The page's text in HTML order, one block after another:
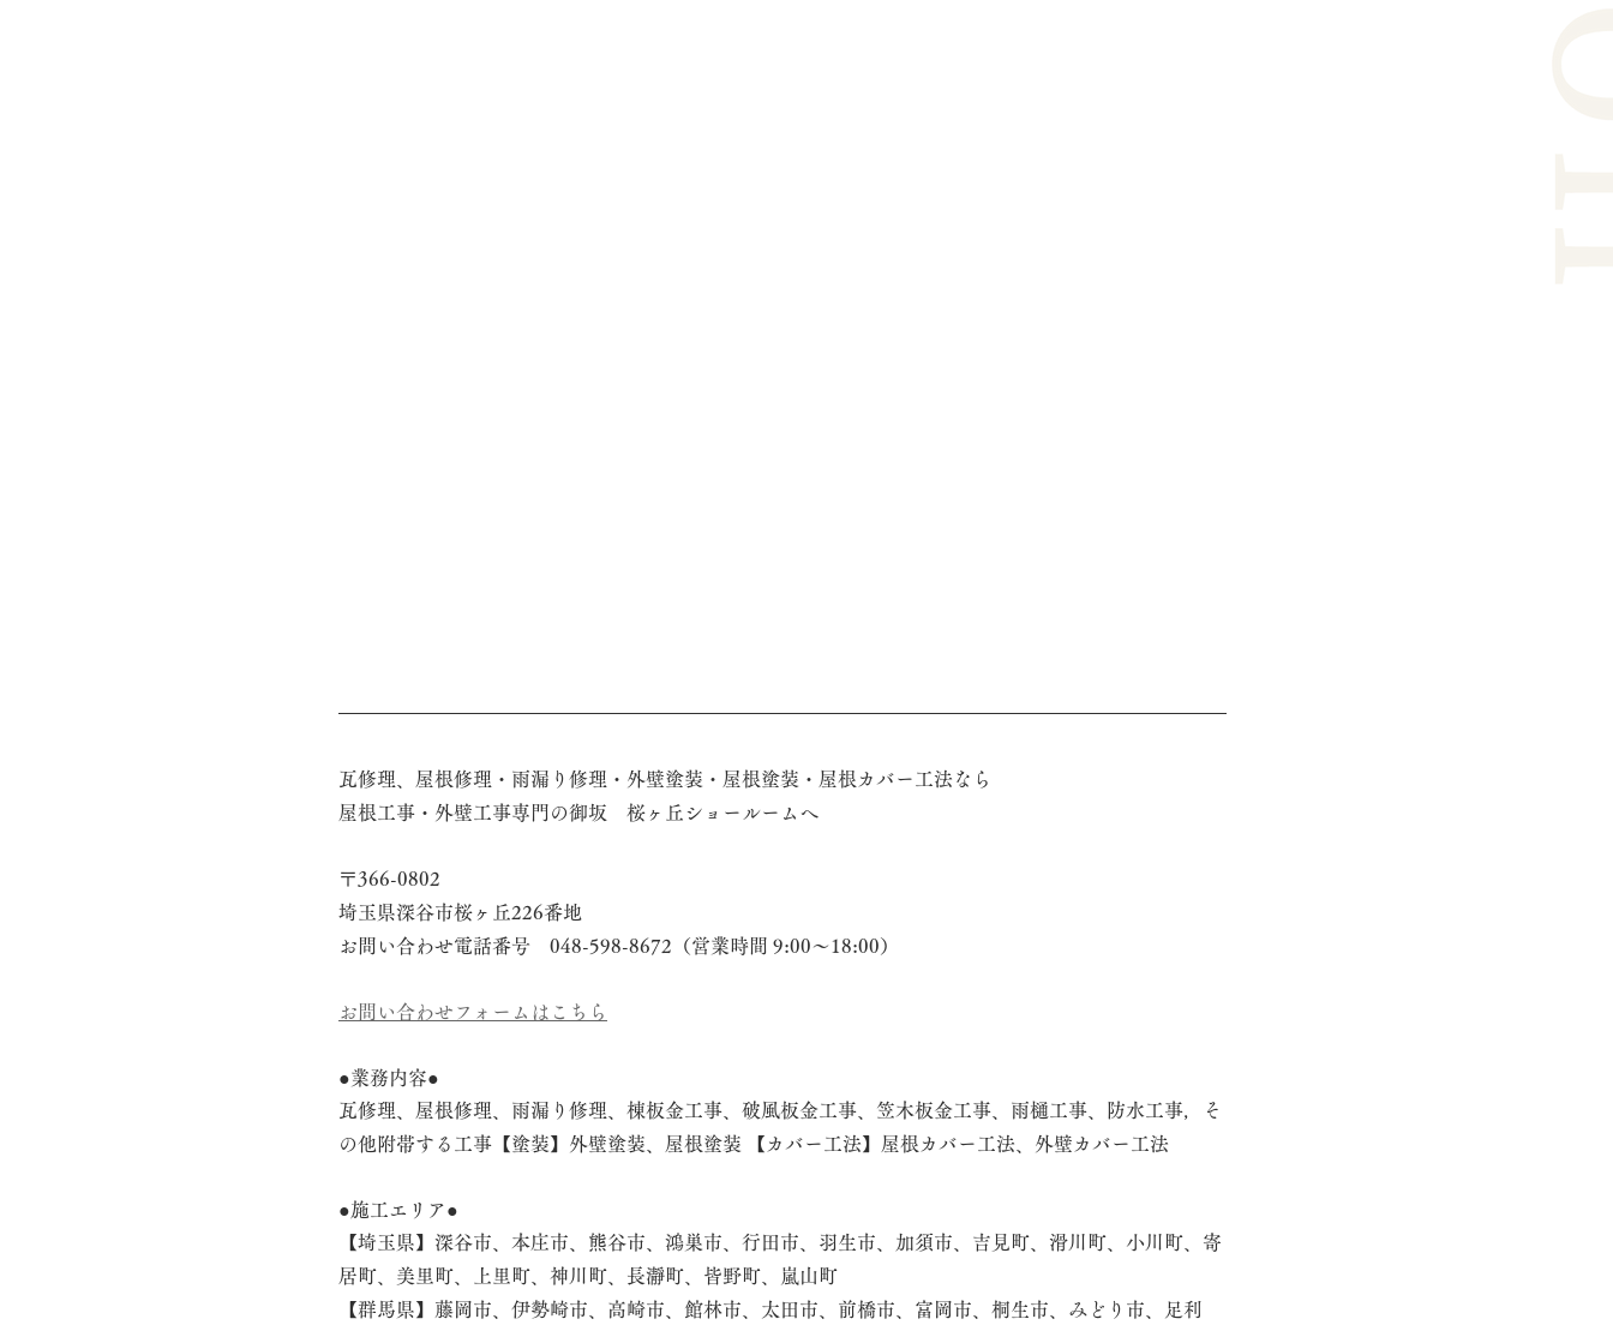
瓦修理、屋根修理・雨漏り修理・外壁塗装・屋根塗装・屋根カバー工法なら
屋根工事・外壁工事専門の御坂　桜ヶ丘ショールームへ
〒366-0802
埼玉県深谷市桜ヶ丘226番地
お問い合わせ電話番号　048-598-8672（営業時間 9:00～18:00）
お問い合わせフォームはこちら
●業務内容●
瓦修理、屋根修理、雨漏り修理、棟板金工事、破風板金工事、笠木板金工事、雨樋工事、防水工事，そ
の他附帯する工事【塗装】外壁塗装、屋根塗装 【カバー工法】屋根カバー工法、外壁カバー工法
●施工エリア●
【埼玉県】深谷市、本庄市、熊谷市、鴻巣市、行田市、羽生市、加須市、吉見町、滑川町、小川町、寄
居町、美里町、上里町、神川町、長瀞町、皆野町、嵐山町
【群馬県】藤岡市、伊勢崎市、高崎市、館林市、太田市、前橋市、富岡市、桐生市、みどり市、足利